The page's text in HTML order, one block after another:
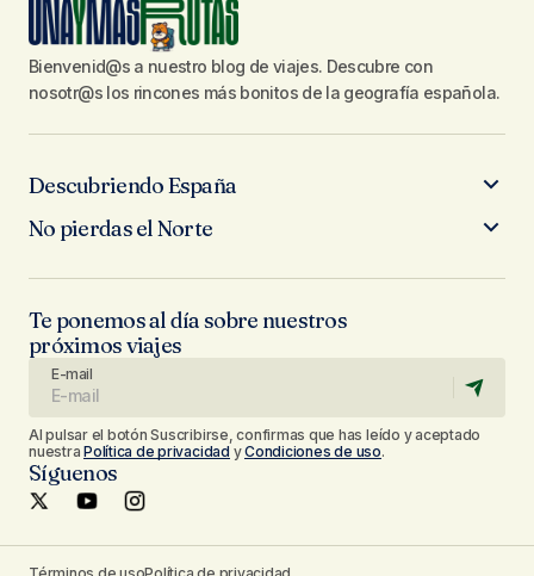
Bienvenid@s a nuestro blog de viajes. Descubre con
nosotr@s los rincones más bonitos de la geografía española.
Descubriendo España
No pierdas el Norte
Te ponemos al día sobre nuestros
próximos viajes
E-mail
Al pulsar el botón Suscribirse, confirmas que has leído y aceptado
nuestraPolítica de privacidad yCondiciones de uso.
Síguenos